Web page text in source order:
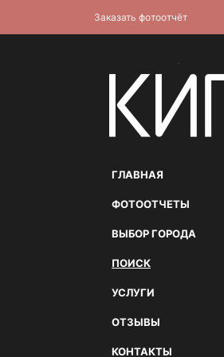
ГЛАВНАЯ
ФОТООТЧЕТЫ
ВЫБОР ГОРОДА
ПОИСК
УСЛУГИ
ОТЗЫВЫ
КОНТАКТЫ
Заказать фотоотчёт